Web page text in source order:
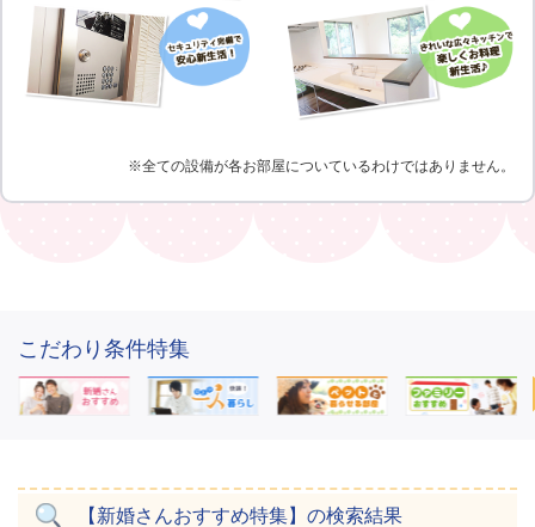
※全ての設備が各お部屋についているわけではありません。
こだわり条件特集
【新婚さんおすすめ特集】の検索結果